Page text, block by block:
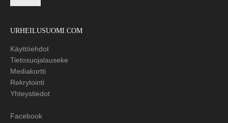
URHEILUSUOMI.COM
Käyttöehdot
Tietosuojalauseke
Mediakortti
Rekrytointi
Yhteystiedot
Facebook